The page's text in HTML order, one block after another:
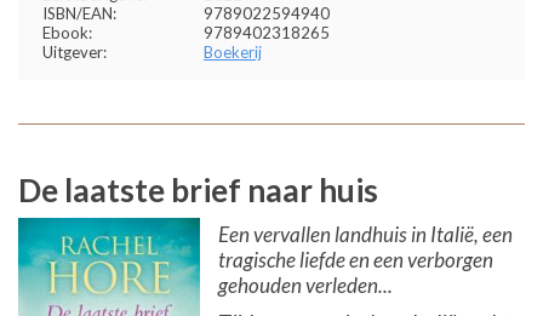
ISBN/EAN:
9789022594940
Ebook:
9789402318265
Uitgever:
Boekerij
De laatste brief naar huis
Een vervallen landhuis in Italië, een
tragische liefde en een verborgen
gehouden verleden...